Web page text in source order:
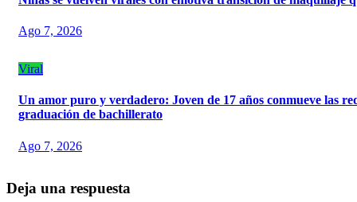
Ago 7, 2026
Viral
Un amor puro y verdadero: Joven de 17 años conmueve las
graduación de bachillerato
Ago 7, 2026
Deja una respuesta